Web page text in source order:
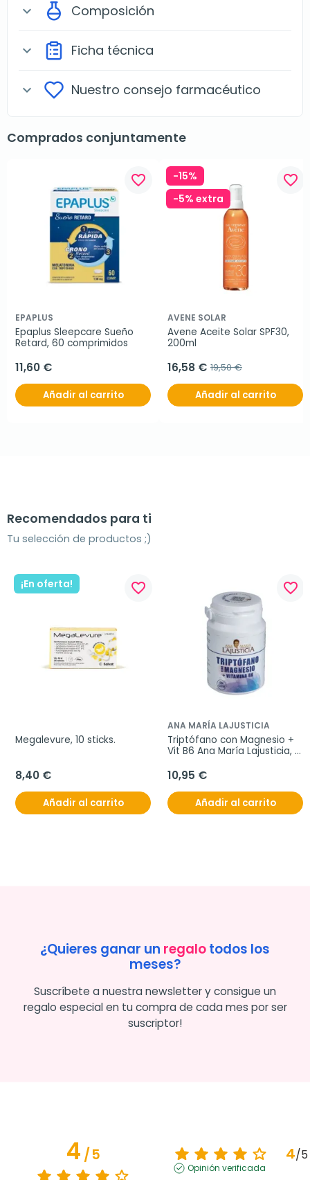
expand_more Composición
expand_more Ficha técnica
expand_more Nuestro consejo farmacéutico
Comprados conjuntamente
favorite_border
EPAPLUS
Epaplus Sleepcare Sueño
Retard, 60 comprimidos
11,60 €
Añadir al carrito
-15%
-5% extra
favorite_border
AVENE SOLAR
Avene Aceite Solar SPF30,
200ml
16,58 € 19,50 €
Añadir al carrito
Recomendados para ti
Tu selección de productos ;)
¡En oferta! favorite_border
Megalevure, 10 sticks.
8,40 €
Añadir al carrito
favorite_border
ANA MARÍA LAJUSTICIA
Triptófano con Magnesio +
Vit B6 Ana María Lajusticia,
10,95 €
Añadir al carrito
¿Quieres ganar un regalotodos los
meses?
Suscríbete a nuestra newsletter y consigue un
regalo especial en tu compra de cada mes por ser
suscriptor!
4/5 4/5
Opinión verificada